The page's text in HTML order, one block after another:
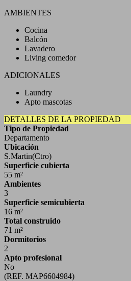
AMBIENTES
Cocina
Balcón
Lavadero
Living comedor
ADICIONALES
Laundry
Apto mascotas
DETALLES DE LA PROPIEDAD
Tipo de Propiedad
Departamento
Ubicación
S.Martin(Ctro)
Superficie cubierta
55 m²
Ambientes
3
Superficie semicubierta
16 m²
Total construido
71 m²
Dormitorios
2
Apto profesional
No
(REF. MAP6604984)